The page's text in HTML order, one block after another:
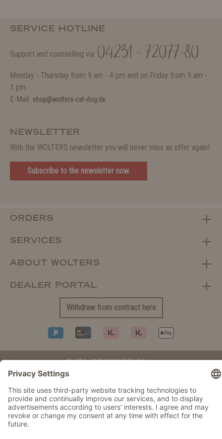
SERVICE HOTLINE
Support and counselling via: 04231 - 72077-80
Monday - Thursday from 9 am - 4 pm and on Friday from 9 am -
1 pm.
E-Mail: shop@wolters-cat-dog.de
NEWSLETTER
With the WOLTERS newsletter you will never miss an offer again!
Subscribe to the newsletter now.
ORDERS
SERVICES
ABOUT WOLTERS
DEALER PORTAL
Withdraw from contract here
DATA PROTECTION